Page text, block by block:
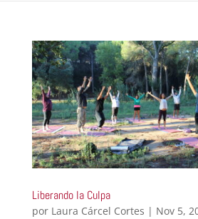
Liberando la Culpa
por Laura Cárcel Cortes | Nov 5,